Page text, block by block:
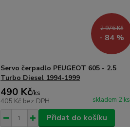
2 976 Kč
- 84 %
Servo čerpadlo PEUGEOT 605 - 2.5
Turbo Diesel 1994-1999
490 Kč/ks
405 Kč bez DPH skladem 2 ks
Přidat do košíku